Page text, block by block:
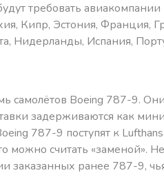
требовать авиакомпании
Кипр, Эстония, Франция,
Нидерланды, Испания,
самолётов Boeing 787-9. Они
задерживаются как
787-9 поступят к
можно считать «заменой».
заказанных ранее 787-9,